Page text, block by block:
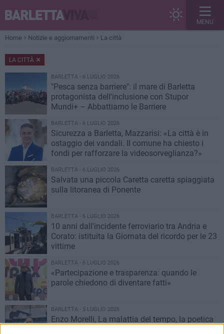
MENU
Home Notizie e aggiornamenti La città
LA CITTÀ
BARLETTA - 6 LUGLIO 2026
"Pesca senza barriere": il mare di Barletta
protagonista dell'inclusione con Stupor
Mundi+ – Abbattiamo le Barriere
BARLETTA - 6 LUGLIO 2026
Sicurezza a Barletta, Mazzarisi: «La città è in
ostaggio dei vandali. Il comune ha chiesto i
fondi per rafforzare la videosorveglianza?»
BARLETTA - 6 LUGLIO 2026
Salvata una piccola Caretta caretta spiaggiata
sulla litoranea di Ponente
BARLETTA - 6 LUGLIO 2026
10 anni dall'incidente ferroviario tra Andria e
Corato: istituita la Giornata del ricordo per le 23
vittime
BARLETTA - 6 LUGLIO 2026
«Partecipazione e trasparenza: quando le
parole chiedono di diventare fatti»
BARLETTA - 5 LUGLIO 2026
Enzo Morelli, La malattia del tempo, la poetica